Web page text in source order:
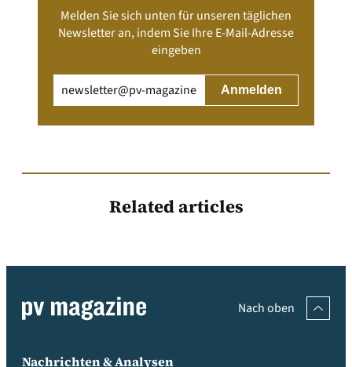
Melden Sie sich unten für unseren täglichen
Newsletter an, indem Sie Ihre E-Mail-Adresse
eingeben
(erforderlich)
Related articles
Nach oben
Nachrichten & Analysen